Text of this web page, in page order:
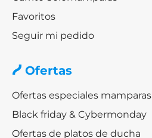
Favoritos
Seguir mi pedido
Ofertas
Ofertas especiales mamparas
Black friday & Cybermonday
Ofertas de platos de ducha